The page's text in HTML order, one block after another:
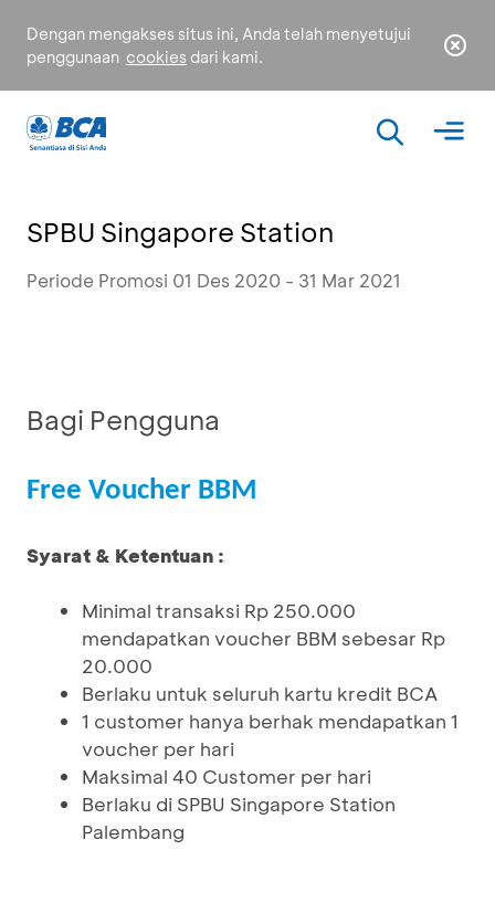
Dengan mengakses situs ini, Anda telah menyetujui
penggunaan cookies dari kami.
SPBU Singapore Station
Periode Promosi 01 Des 2020 - 31 Mar 2021
Bagi Pengguna
Free Voucher BBM
Syarat & Ketentuan :
Minimal transaksi Rp 250.000
mendapatkan voucher BBM sebesar Rp
20.000
Berlaku untuk seluruh kartu kredit BCA
1 customer hanya berhak mendapatkan 1
voucher per hari
Maksimal 40 Customer per hari
Berlaku di SPBU Singapore Station
Palembang